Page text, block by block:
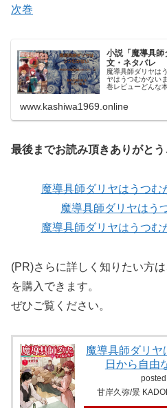
次巻
小説「魔導具師
文・ネタバレ
魔導具師ダリヤは
ヤはうつむかない
巻レビューどんな
トノベルで、転生
www.kashiwa1969.online
最後までお読み頂きありがとう
魔導具師ダリヤはうつ
魔導具師ダリヤはう
魔導具師ダリヤはうつ
(PR)さらに詳しく知りたい方
を購入できます。
ぜひご覧ください。
魔導具師ダリ
日から自
甘岸久弥/景